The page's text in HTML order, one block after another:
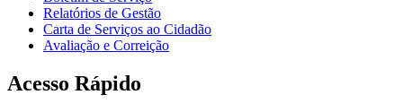
Relatórios de Gestão
Carta de Serviços ao Cidadão
Avaliação e Correição
Acesso Rápido